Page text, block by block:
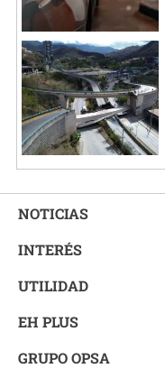
NOTICIAS
INTERÉS
UTILIDAD
EH PLUS
GRUPO OPSA